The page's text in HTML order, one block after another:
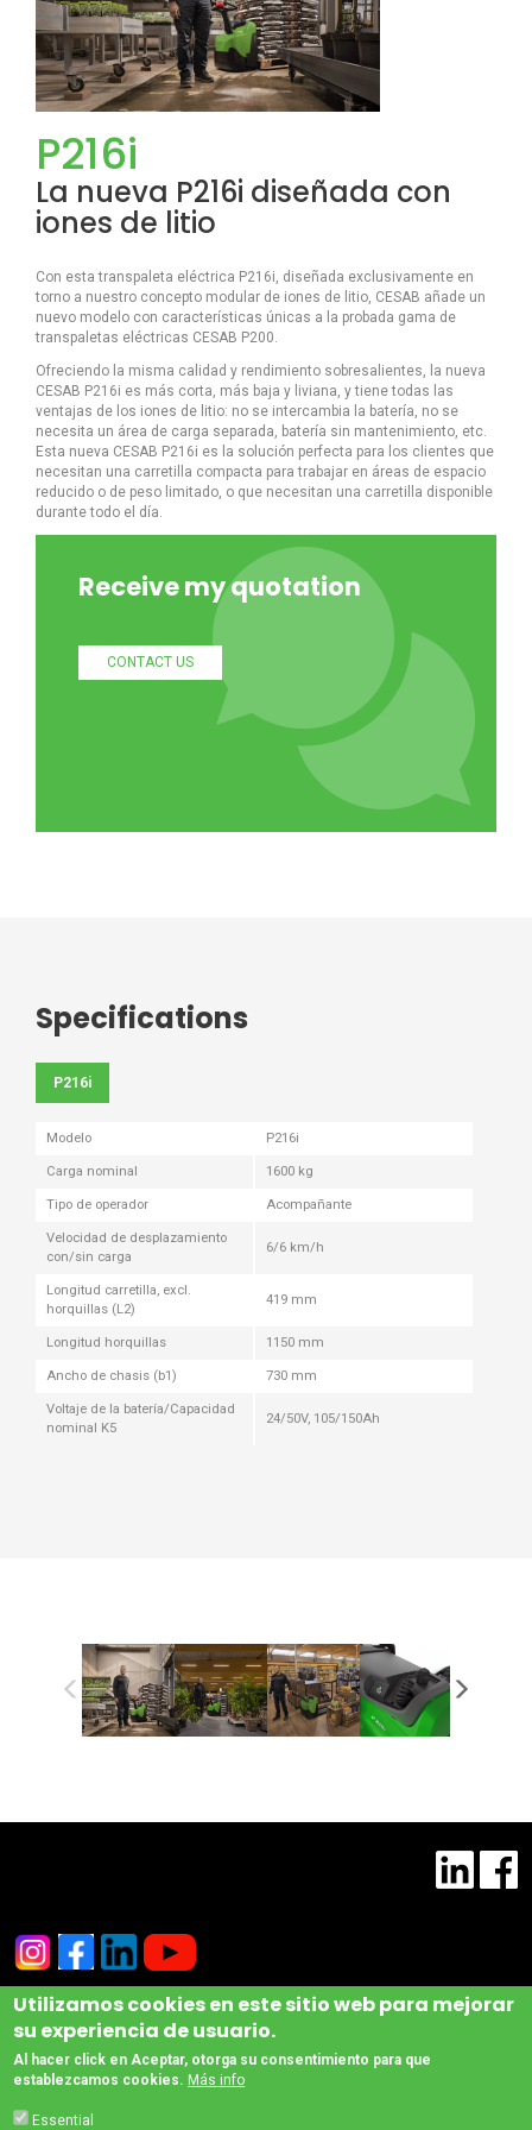
P216i
La nueva P216i diseñada con
iones de litio
Con esta transpaleta eléctrica P216i, diseñada exclusivamente en
torno a nuestro concepto modular de iones de litio, CESAB añade un
nuevo modelo con características únicas a la probada gama de
transpaletas eléctricas CESAB P200.
Ofreciendo la misma calidad y rendimiento sobresalientes, la nueva
CESAB P216i es más corta, más baja y liviana, y tiene todas las
ventajas de los iones de litio: no se intercambia la batería, no se
necesita un área de carga separada, batería sin mantenimiento, etc.
Esta nueva CESAB P216i es la solución perfecta para los clientes que
necesitan una carretilla compacta para trabajar en áreas de espacio
reducido o de peso limitado, o que necesitan una carretilla disponible
durante todo el día.
Receive my quotation
CONTACT US
Specifications
P216i
Modelo P216i
Carga nominal 1600 kg
Tipo de operador Acompañante
Velocidad de desplazamiento
con/sin carga
6/6 km/h
Longitud carretilla, excl.
horquillas (L2)
419 mm
Longitud horquillas 1150 mm
Ancho de chasis (b1) 730 mm
Voltaje de la batería/Capacidad
nominal K5
24/50V, 105/150Ah
© Copyright www.cesab-forklifts.eu, All rights reserved
Footer
Legal Notice and Privacy Policy
Compliance
Wanneer u deze website bezoekt, verwerken wij een aantal persoonsgegevens. Deze
gegevens worden gebruikt voor profilerings- en direct marketing-doeleinden,
Utilizamos cookies en este sitio web para mejorar
su experiencia de usuario.
Al hacer click en Aceptar, otorga su consentimiento para que
establezcamos cookies. Más info
Essential